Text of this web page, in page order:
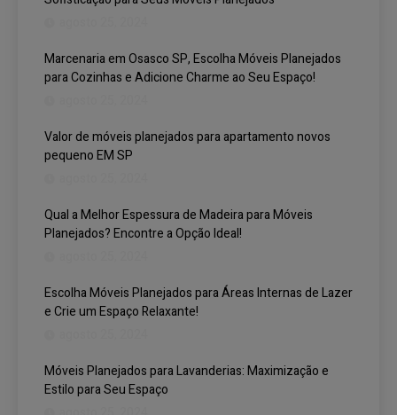
Marcenaria em Osasco SP, Escolha Móveis Planejados
para Cozinhas e Adicione Charme ao Seu Espaço!
Valor de móveis planejados para apartamento novos
pequeno EM SP
Qual a Melhor Espessura de Madeira para Móveis
Planejados? Encontre a Opção Ideal!
Escolha Móveis Planejados para Áreas Internas de Lazer
e Crie um Espaço Relaxante!
Móveis Planejados para Lavanderias: Maximização e
Estilo para Seu Espaço